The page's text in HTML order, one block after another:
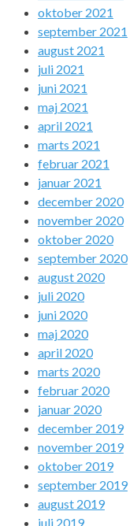
oktober 2021
september 2021
august 2021
juli 2021
juni 2021
maj 2021
april 2021
marts 2021
februar 2021
januar 2021
december 2020
november 2020
oktober 2020
september 2020
august 2020
juli 2020
juni 2020
maj 2020
april 2020
marts 2020
februar 2020
januar 2020
december 2019
november 2019
oktober 2019
september 2019
august 2019
juli 2019